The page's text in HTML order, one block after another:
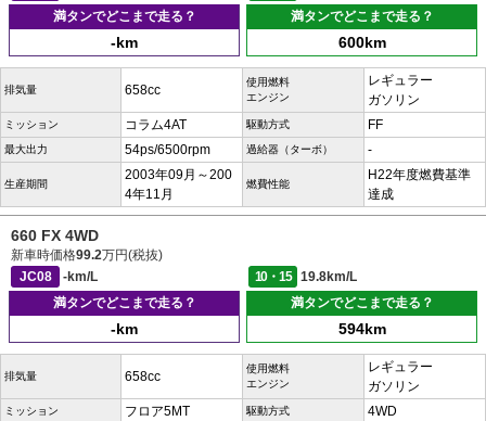
満タンでどこまで走る？
-km
満タンでどこまで走る？
600km
排気量 658cc
使用燃料
エンジン
レギュラー
ガソリン
ミッション コラム4AT 駆動方式 FF
最大出力 54ps/6500rpm 過給器（ターボ） -
生産期間
2003年09月～200
4年11月
燃費性能
H22年度燃費基準
達成
660 FX 4WD
新車時価格99.2万円(税抜)
JC08
-km/L 10・15
19.8km/L
満タンでどこまで走る？
-km
満タンでどこまで走る？
594km
排気量 658cc
使用燃料
エンジン
レギュラー
ガソリン
ミッション フロア5MT 駆動方式 4WD